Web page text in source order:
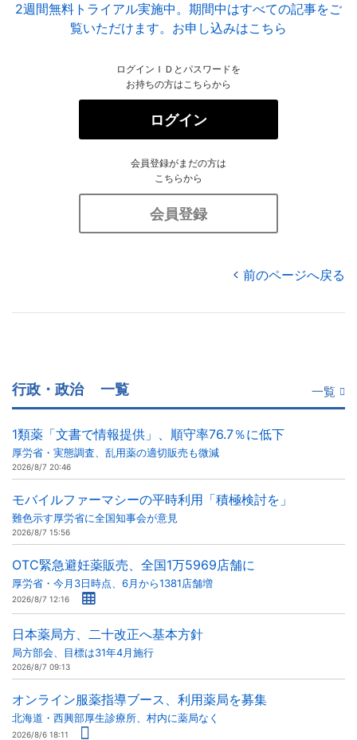
2週間無料トライアル実施中。期間中はすべての記事をご
覧いただけます。お申し込みはこちら
ログインＩＤとパスワードを
お持ちの方はこちらから
ログイン
会員登録がまだの方は
こちらから
会員登録
前のページへ戻る
行政・政治 一覧 一覧
1類薬「文書で情報提供」、順守率76.7％に低下
厚労省・実態調査、乱用薬の適切販売も微減
2026/8/7 20:46
モバイルファーマシーの平時利用「積極検討を」
難色示す厚労省に全国知事会が意見
2026/8/7 15:56
OTC緊急避妊薬販売、全国1万5969店舗に
厚労省・今月3日時点、6月から1381店舗増
2026/8/7 12:16
日本薬局方、二十改正へ基本方針
局方部会、目標は31年4月施行
2026/8/7 09:13
オンライン服薬指導ブース、利用薬局を募集
北海道・西興部厚生診療所、村内に薬局なく
2026/8/6 18:11